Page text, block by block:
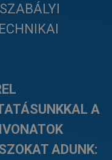
A
ADUNK: